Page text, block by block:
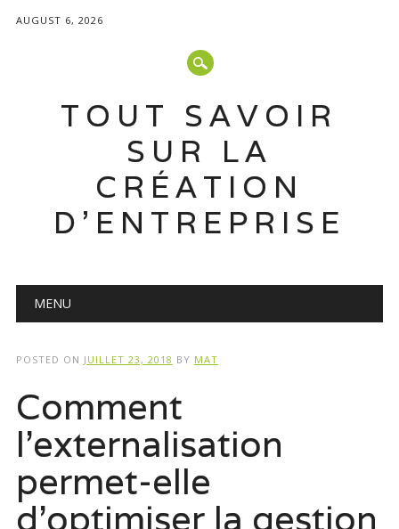
AUGUST 6, 2026
TOUT SAVOIR
SUR LA
CRÉATION
D'ENTREPRISE
Main menu
MENU
POSTED ON JUILLET 23, 2018 BY MAT
Comment
l’externalisation
permet-elle
d’optimiser la gestion